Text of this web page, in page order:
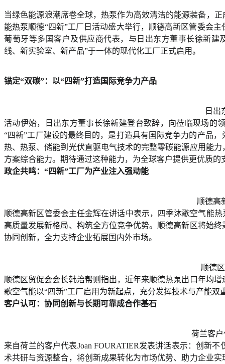
当绿色能源浪潮席卷全球，热泵作为高效清洁的能源装备，
能热泵顺德“四新”工厂日活动盛大举行，顺德高新区管委会
葡萄牙等多国客户及供应商代表，与日出东方董事长徐新
线、新实验室、新产品”于一体的现代化工厂正式启用。
锚定“双碳”：以“四新”打造国际竞争力产品
日出
活动伊始，日出东方董事长徐新建登台致辞，向莅临现场的
“四新”工厂建设的最终目的，是打造具有国际竞争力的产品
热、热泵、储能到光伏直驱电气技术的完整零碳能源应用能
方案综合能力。期待通过这种能力，为全球客户提供更优质的
政企共鸣：“四新”工厂为产业注入强动能
顺德高
顺德高新区管委会主任金辉在讲话中表示，四季沐歌空气能
高质量发展新格局、构筑全方位竞争优势。顺德高新区将始
协同创新，全力支持企业拓展国内外市场。
顺德
顺德区贸促会会长韩治帮则指出，近年来顺德热泵出口年均
歌空气能以“四新”工厂启用为新起点，充分发挥技术与产能
客户认可：协同创新与长期可靠成合作基石
荷兰客户
来自荷兰的客户代表Joan FOURATIER发表讲话表示：创新
术共研与资源整合，将创新成果转化为市场优势、助力企业